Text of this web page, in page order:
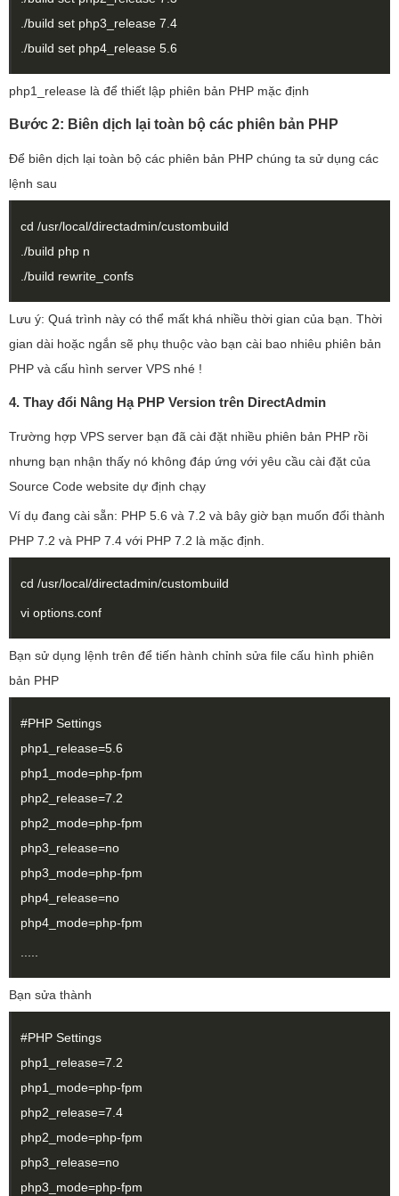
./build set php3_release 7.4
./build set php4_release 5.6
php1_release là để thiết lập phiên bản PHP mặc định
Bước 2: Biên dịch lại toàn bộ các phiên bản PHP
Để biên dịch lại toàn bộ các phiên bản PHP chúng ta sử dụng các
lệnh sau
cd /usr/local/directadmin/custombuild
./build php n
./build rewrite_confs
Lưu ý: Quá trình này có thể mất khá nhiều thời gian của bạn. Thời
gian dài hoặc ngắn sẽ phụ thuộc vào bạn cài bao nhiêu phiên bản
PHP và cấu hình server VPS nhé !
4. Thay đổi Nâng Hạ PHP Version trên DirectAdmin
Trường hợp VPS server bạn đã cài đặt nhiều phiên bản PHP rồi
nhưng bạn nhận thấy nó không đáp ứng với yêu cầu cài đặt của
Source Code website dự định chạy
Ví dụ đang cài sẵn: PHP 5.6 và 7.2 và bây giờ bạn muốn đổi thành
PHP 7.2 và PHP 7.4 với PHP 7.2 là mặc định.
cd /usr/local/directadmin/custombuild
vi options.conf
Bạn sử dụng lệnh trên để tiến hành chỉnh sửa file cấu hình phiên
bản PHP
#PHP Settings
php1_release=5.6
php1_mode=php-fpm
php2_release=7.2
php2_mode=php-fpm
php3_release=no
php3_mode=php-fpm
php4_release=no
php4_mode=php-fpm
.....
Bạn sửa thành
#PHP Settings
php1_release=7.2
php1_mode=php-fpm
php2_release=7.4
php2_mode=php-fpm
php3_release=no
php3_mode=php-fpm